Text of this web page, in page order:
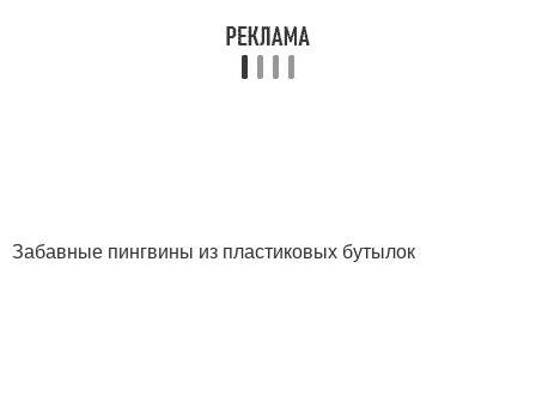
Забавные пингвины из пластиковых бутылок